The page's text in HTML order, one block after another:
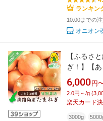
ランキン
10:00までの
オニオン
【ふるさ
ぎ！】【
兵庫県認
6,000 円
2.0円～/g
楽天カード
3000g